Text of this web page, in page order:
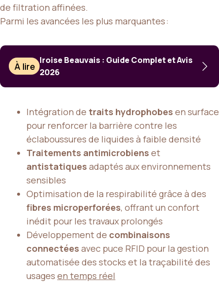
de filtration affinées.
Parmi les avancées les plus marquantes :
À lire
Iroise Beauvais : Guide Complet et Avis
2026
Intégration de traits hydrophobes en surface
pour renforcer la barrière contre les
éclaboussures de liquides à faible densité
Traitements antimicrobiens et
antistatiques adaptés aux environnements
sensibles
Optimisation de la respirabilité grâce à des
fibres microperforées, offrant un confort
inédit pour les travaux prolongés
Développement de combinaisons
connectées avec puce RFID pour la gestion
automatisée des stocks et la traçabilité des
usages en temps réel